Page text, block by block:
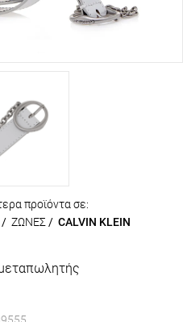
προϊόντα σε:
/ ΖΩΝΕΣ / CALVIN KLEIN